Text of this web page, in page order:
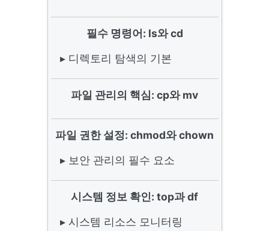
필수 명령어: ls와 cd
▸ 디렉토리 탐색의 기본
파일 관리의 핵심: cp와 mv
파일 권한 설정: chmod와 chown
▸ 보안 관리의 필수 요소
시스템 정보 확인: top과 df
▸ 시스템 리소스 모니터링